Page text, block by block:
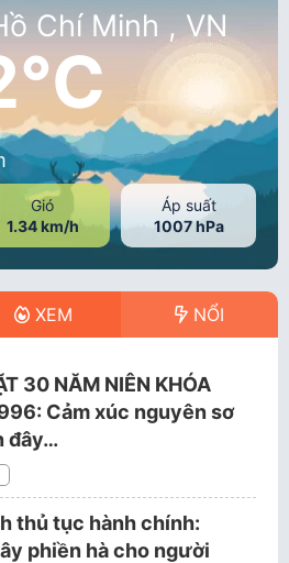
Chí Minh , VN
Gió
1.34 km/h
Áp suất
1007 hPa
XEM NỔI
30 NĂM NIÊN KHÓA
Cảm xúc nguyên sơ
đây…
thủ tục hành chính:
phiền hà cho người